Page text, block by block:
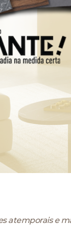
atemporais e